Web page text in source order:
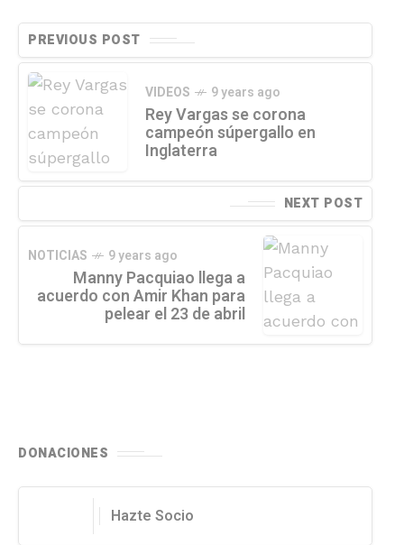
PREVIOUS POST
VIDEOS 9 years ago
Rey Vargas se corona
campeón súpergallo en
Inglaterra
NEXT POST
NOTICIAS 9 years ago
Manny Pacquiao llega a
acuerdo con Amir Khan para
pelear el 23 de abril
DONACIONES
Hazte Socio